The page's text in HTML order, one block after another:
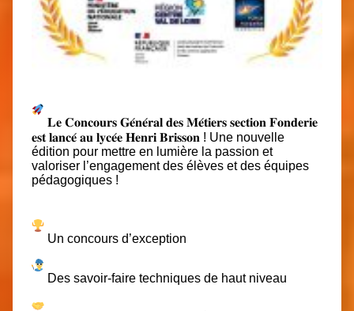
𝐋𝐞 𝐂𝐨𝐧𝐜𝐨𝐮𝐫𝐬 𝐆𝐞́𝐧𝐞́𝐫𝐚𝐥 𝐝𝐞𝐬 𝐌𝐞́𝐭𝐢𝐞𝐫𝐬 𝐬𝐞𝐜𝐭𝐢𝐨𝐧 𝐅𝐨𝐧𝐝𝐞𝐫𝐢𝐞
𝐞𝐬𝐭 𝐥𝐚𝐧𝐜𝐞́ 𝐚𝐮 𝐥𝐲𝐜𝐞́𝐞 𝐇𝐞𝐧𝐫𝐢 𝐁𝐫𝐢𝐬𝐬𝐨𝐧 ! Une nouvelle
édition pour mettre en lumière la passion et
valoriser l’engagement des élèves et des équipes
pédagogiques !
Un concours d’exception
Des savoir-faire techniques de haut niveau